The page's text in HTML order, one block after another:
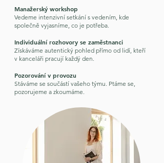
Manažerský workshop
Vedeme intenzivní setkání s vedením, kde
společně vyjasníme, co je potřeba.
Individuální rozhovory se zaměstnanci
Získáváme autentický pohled přímo od lidí, kteří
v kanceláři pracují každý den.
Pozorování v provozu
Stáváme se součástí vašeho týmu. Ptáme se,
pozorujeme a zkoumáme.